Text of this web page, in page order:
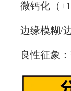
微钙化（+1
边缘模糊/边
良性征象：